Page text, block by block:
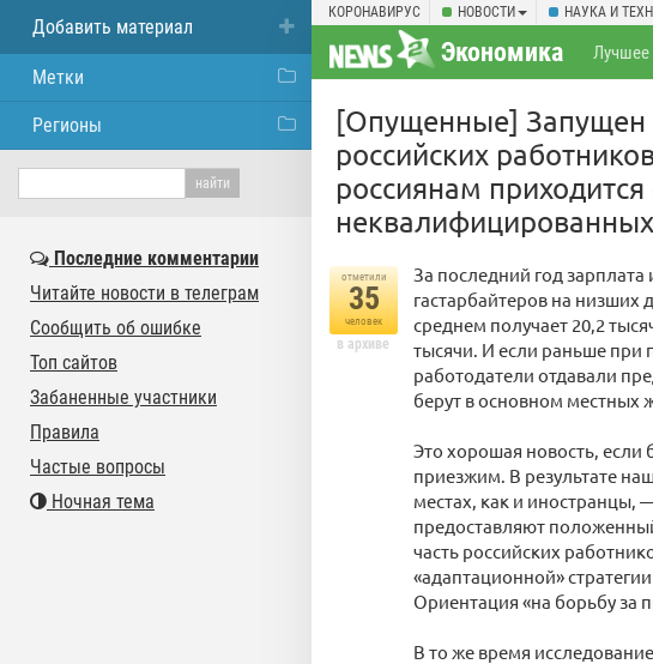
КОРОНАВИРУС НОВОСТИ НАУКА И
Экономика Лучшее
[Опущенные] Запущен
российских
россиянам
отметили
35
человек
в архиве
За последний год зарплата
гастарбайтеров на низших
среднем получает 20,2
тысячи. И если раньше
работодатели отдавали
берут в основном местных
Это хорошая новость, если
приезжим. В результате
местах, как и иностранцы,
предоставляют
часть российских
«адаптационной»
Ориентация «на борьбу за
В то же время
Добавить материал
Метки
Регионы
Последние комментарии
Читайте новости в телеграм
Сообщить об ошибке
Топ сайтов
Забаненные участники
Правила
Частые вопросы
Ночная тема